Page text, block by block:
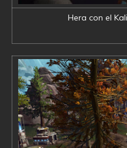
Hera con el